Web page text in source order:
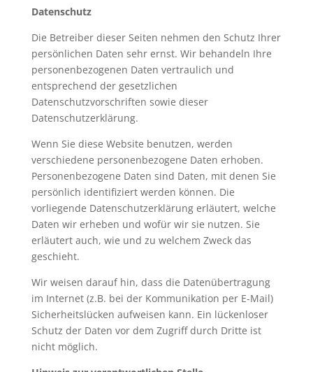
Datenschutz
Die Betreiber dieser Seiten nehmen den Schutz Ihrer
persönlichen Daten sehr ernst. Wir behandeln Ihre
personenbezogenen Daten vertraulich und
entsprechend der gesetzlichen
Datenschutzvorschriften sowie dieser
Datenschutzerklärung.
Wenn Sie diese Website benutzen, werden
verschiedene personenbezogene Daten erhoben.
Personenbezogene Daten sind Daten, mit denen Sie
persönlich identifiziert werden können. Die
vorliegende Datenschutzerklärung erläutert, welche
Daten wir erheben und wofür wir sie nutzen. Sie
erläutert auch, wie und zu welchem Zweck das
geschieht.
Wir weisen darauf hin, dass die Datenübertragung
im Internet (z.B. bei der Kommunikation per E-Mail)
Sicherheitslücken aufweisen kann. Ein lückenloser
Schutz der Daten vor dem Zugriff durch Dritte ist
nicht möglich.